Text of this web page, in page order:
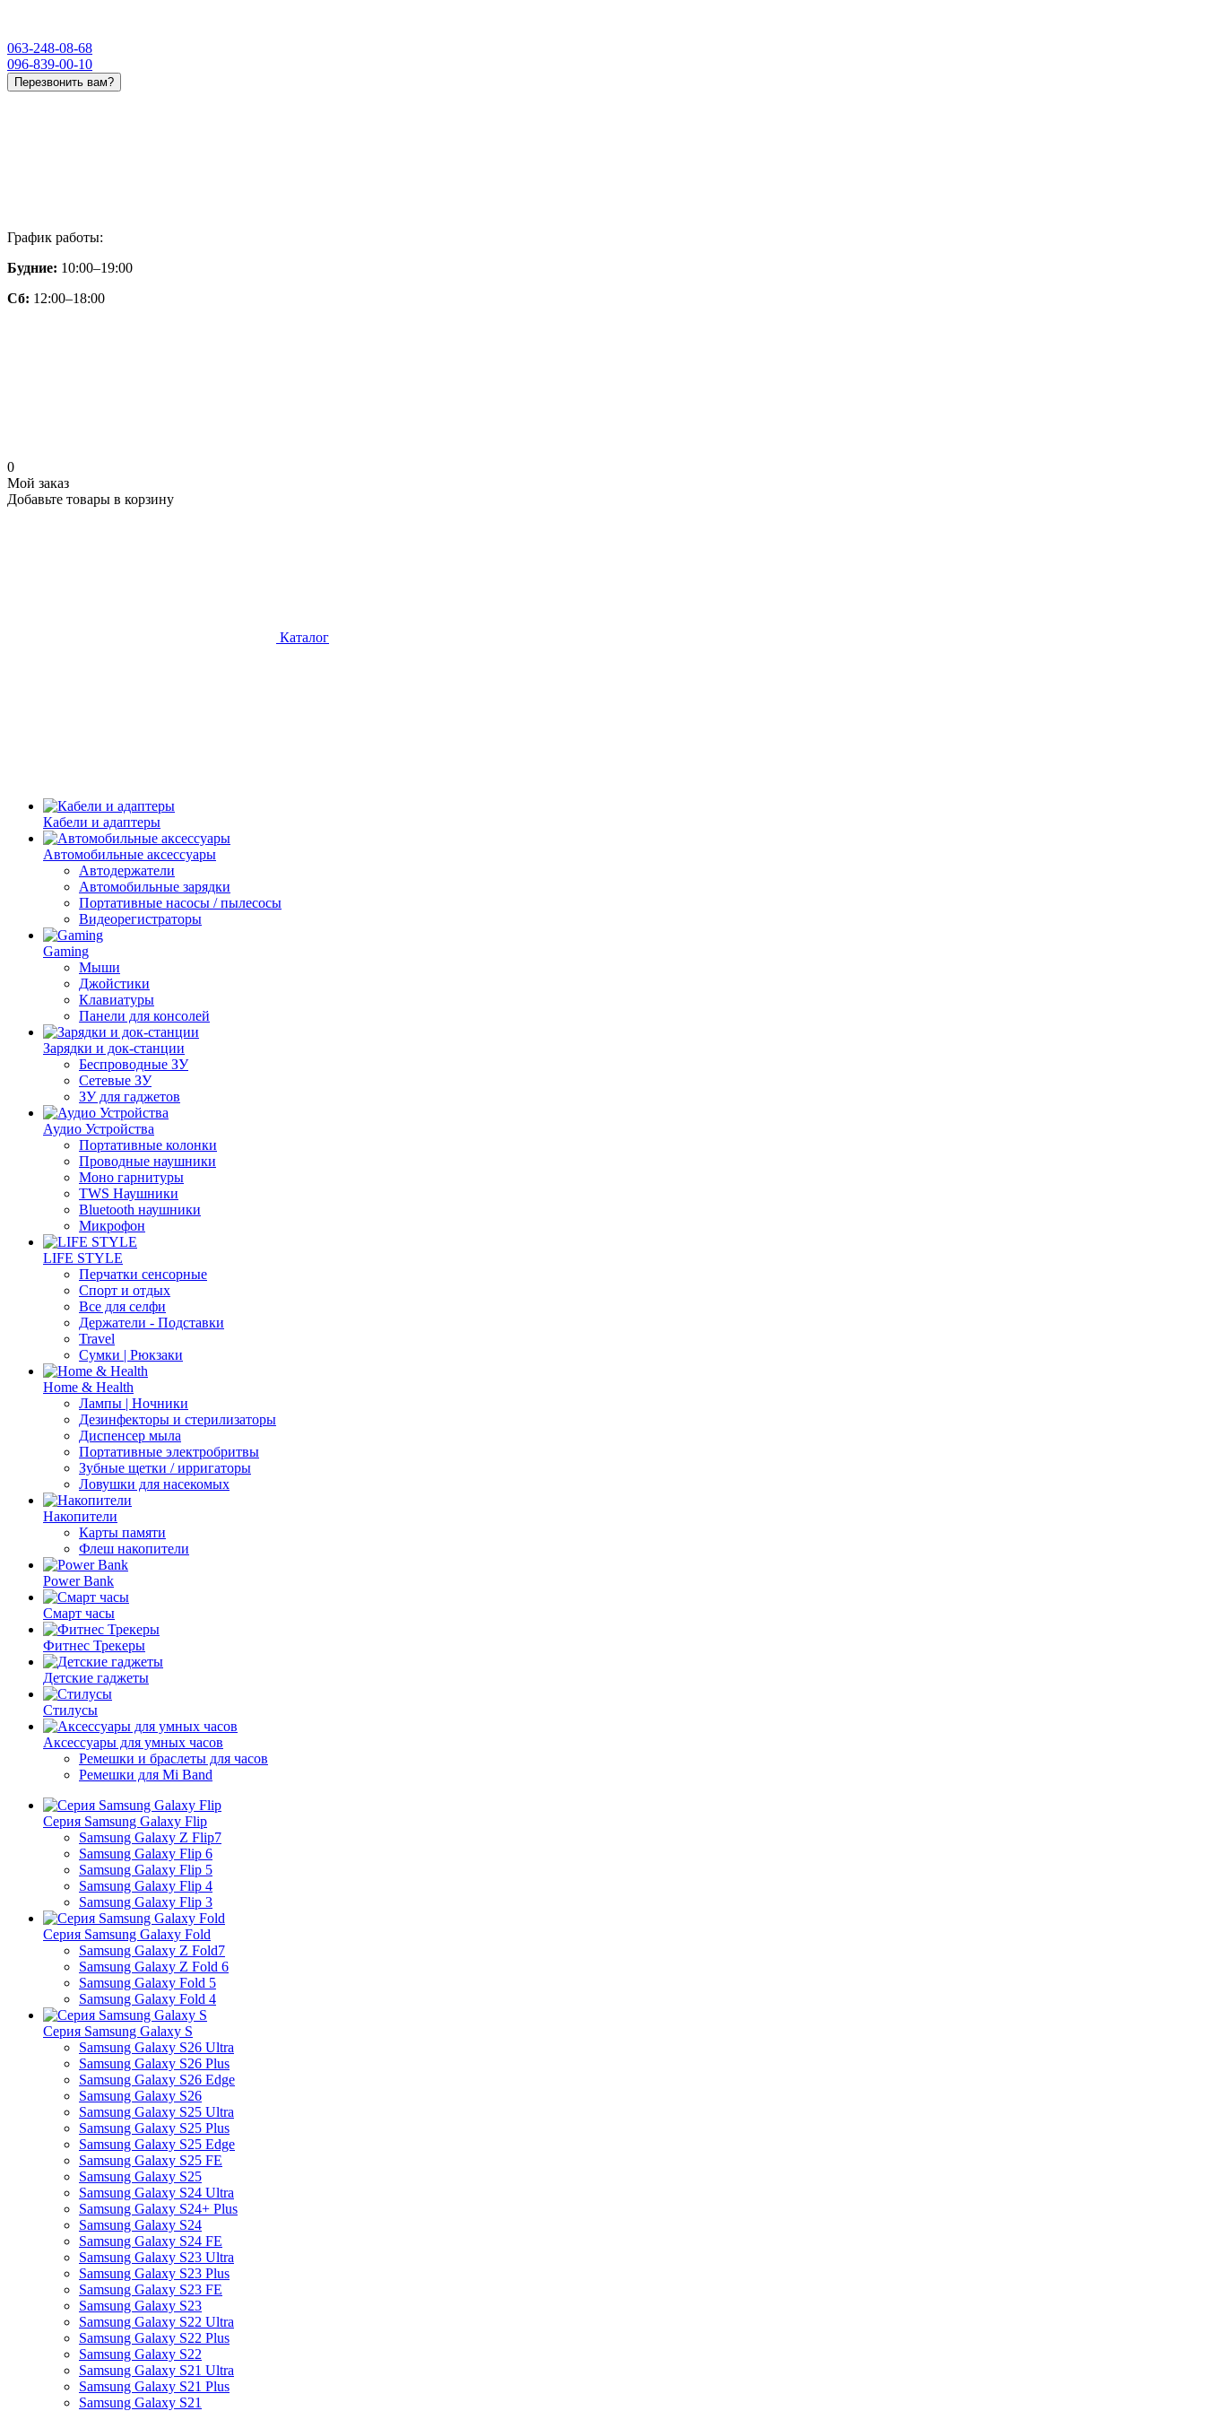
063-248-08-68
096-839-00-10
Перезвонить вам?
График работы:
Будние: 10:00–19:00
Сб: 12:00–18:00
0
Мой заказ
Добавьте товары в корзину
Каталог
Кабели и адаптеры
Автомобильные аксессуары
Автодержатели
Автомобильные зарядки
Портативные насосы / пылесосы
Видеорегистраторы
Gaming
Мыши
Джойстики
Клавиатуры
Панели для консолей
Зарядки и док-станции
Беспроводные ЗУ
Сетевые ЗУ
ЗУ для гаджетов
Аудио Устройства
Портативные колонки
Проводные наушники
Моно гарнитуры
TWS Наушники
Bluetooth наушники
Микрофон
LIFE STYLE
Перчатки сенсорные
Спорт и отдых
Все для селфи
Держатели - Подставки
Travel
Сумки | Рюкзаки
Home & Health
Лампы | Ночники
Дезинфекторы и стерилизаторы
Диспенсер мыла
Портативные электробритвы
Зубные щетки / ирригаторы
Ловушки для насекомых
Накопители
Карты памяти
Флеш накопители
Power Bank
Смарт часы
Фитнес Трекеры
Детские гаджеты
Стилусы
Аксессуары для умных часов
Ремешки и браслеты для часов
Ремешки для Mi Band
Серия Samsung Galaxy Flip
Samsung Galaxy Z Flip7
Samsung Galaxy Flip 6
Samsung Galaxy Flip 5
Samsung Galaxy Flip 4
Samsung Galaxy Flip 3
Серия Samsung Galaxy Fold
Samsung Galaxy Z Fold7
Samsung Galaxy Z Fold 6
Samsung Galaxy Fold 5
Samsung Galaxy Fold 4
Серия Samsung Galaxy S
Samsung Galaxy S26 Ultra
Samsung Galaxy S26 Plus
Samsung Galaxy S26 Edge
Samsung Galaxy S26
Samsung Galaxy S25 Ultra
Samsung Galaxy S25 Plus
Samsung Galaxy S25 Edge
Samsung Galaxy S25 FE
Samsung Galaxy S25
Samsung Galaxy S24 Ultra
Samsung Galaxy S24+ Plus
Samsung Galaxy S24
Samsung Galaxy S24 FE
Samsung Galaxy S23 Ultra
Samsung Galaxy S23 Plus
Samsung Galaxy S23 FE
Samsung Galaxy S23
Samsung Galaxy S22 Ultra
Samsung Galaxy S22 Plus
Samsung Galaxy S22
Samsung Galaxy S21 Ultra
Samsung Galaxy S21 Plus
Samsung Galaxy S21